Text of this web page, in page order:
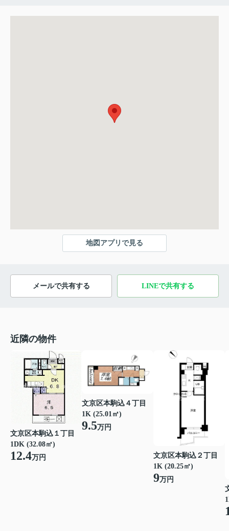
地図アプリで見る
メールで共有する LINEで共有する
近隣の物件
文京区本駒込１丁目
1DK (32.08㎡)
12.4万円
文京区本駒込４丁目
1K (25.01㎡)
9.5万円
文京区本駒込２丁目
1K (20.25㎡)
9万円